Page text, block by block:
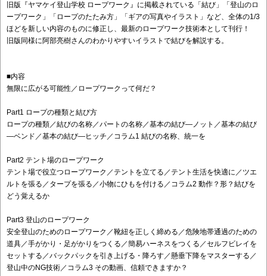
旧版『ヤマケイ登山学校 ロープワーク』に掲載されている「結び」「登山のロ
ープワーク」「ロープのたたみ方」「ギアの写真やイラスト」など、全体の1/3
ほどを新しい内容のものに修正し、最新のロープワーク技術本として刊行！
旧版同様に阿部亮樹さんのわかりやすいイラストで結びを解説する。
■内容
無限に広がる可能性／ロープワークって何だ？
Part1 ロープの種類と結び方
ロープの種類／結びの名称／パートの名称／基本の結び―ノット／基本の結び
―ベンド／基本の結び―ヒッチ／コラム1 結びの名称、統一を
Part2 テント場のロープワーク
テント場で役立つロープワーク／テントを立てる／テント生活を快適に／ツエ
ルトを張る／タープを張る／小物にひもを付ける／コラム2 動作？形？結びを
どう覚えるか
Part3 登山のロープワーク
安全登山のためのロープワーク／靴紐を正しく締める／危険地帯通過のための
道具／手がかり・足がかりをつくる／簡易ハーネスをつくる／セルフビレイを
セットする／バックパックを引き上げる・降ろす／懸垂下降をマスターする／
登山中のNG技術／コラム3 その動画、信頼できますか？